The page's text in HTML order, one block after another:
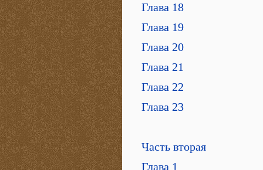
Глава 18
Глава 19
Глава 20
Глава 21
Глава 22
Глава 23
Часть вторая
Глава 1